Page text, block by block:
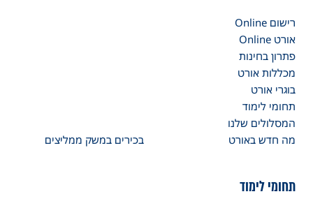
רישום Online
אורט Online
פתרון בחינות
מכללות אורט
בוגרי אורט
תחומי לימוד
המסלולים שלנו
מה חדש באורט
בכירים במשק ממליצים
תחומי לימוד